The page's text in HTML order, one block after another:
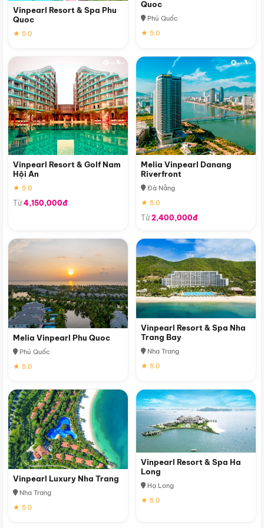
Vinpearl Resort & Spa Phu
Quoc
★ 5.0
Quoc
Phú Quốc
★ 5.0
Vinpearl Resort & Golf Nam
Hội An
★ 5.0
Từ4,150,000đ
Melia Vinpearl Danang
Riverfront
Đà Nẵng
★ 5.0
Từ2,400,000đ
Melia Vinpearl Phu Quoc
Phú Quốc
★ 5.0
Vinpearl Resort & Spa Nha
Trang Bay
Nha Trang
★ 5.0
Vinpearl Luxury Nha Trang
Nha Trang
★ 5.0
Vinpearl Resort & Spa Ha
Long
Hạ Long
★ 5.0